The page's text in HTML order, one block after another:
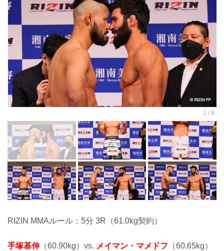
RIZIN MMAルール：5分 3R（61.0kg契約）
手塚基伸 （60.90kg）vs. メイマン・マメドフ （60.65kg）